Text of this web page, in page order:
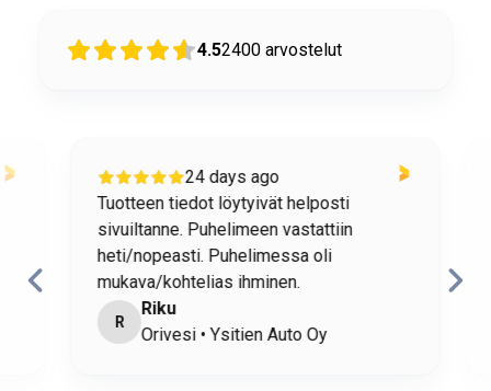
4.52400 arvostelut
24 days ago
Tuotteen tiedot löytyivät helposti
sivuiltanne. Puhelimeen vastattiin
heti/nopeasti. Puhelimessa oli
mukava/kohtelias ihminen.
Riku
Orivesi • Ysitien Auto Oy